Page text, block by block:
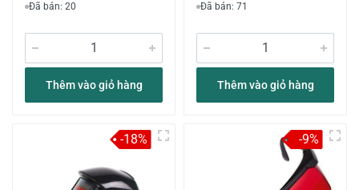
Đã bán: 20
Thêm vào giỏ hàng
Đã bán: 71
Thêm vào giỏ hàng
-18% -9%